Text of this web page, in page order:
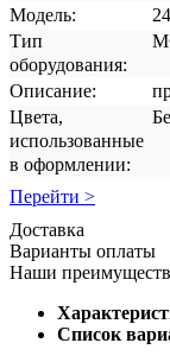
Модель:
Тип
оборудования:
Описание:
Цвета,
использованные
в оформлении:
Перейти >
Доставка
Варианты оплаты
Наши
Список